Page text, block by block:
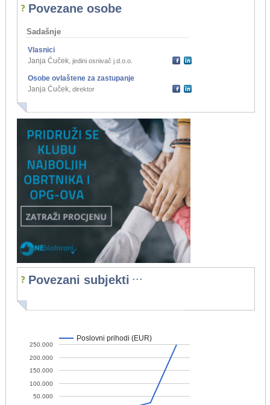
Povezane osobe
Sadašnje
Vlasnici
Janja Čuček, jedini osnivač j.d.o.o.
Osobe ovlaštene za zastupanje
Janja Čuček, direktor
Povezani subjekti ...
Poslovni prihodi (EUR)
50.000
100.000
150.000
200.000
250.000